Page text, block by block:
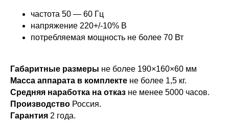
частота 50 — 60 Гц
напряжение 220+/-10% В
потребляемая мощность не более 70 Вт
Габаритные размеры не более 190×160×60 мм
Масса аппарата в комплекте не более 1,5 кг.
Средняя наработка на отказ не менее 5000 часов.
Производство Россия.
Гарантия 2 года.